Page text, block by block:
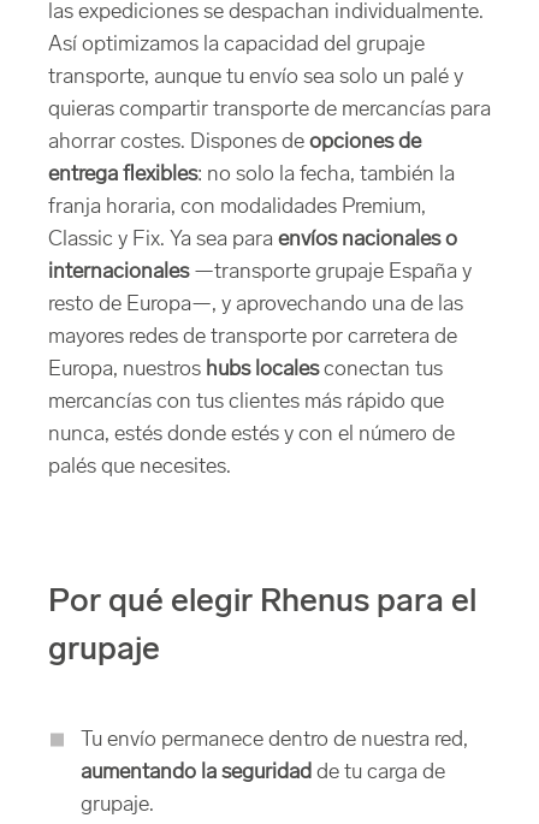
las expediciones se despachan individualmente.
Así optimizamos la capacidad del grupaje
transporte, aunque tu envío sea solo un palé y
quieras compartir transporte de mercancías para
ahorrar costes. Dispones de opciones de
entrega flexibles: no solo la fecha, también la
franja horaria, con modalidades Premium,
Classic y Fix. Ya sea para envíos nacionales o
internacionales—transporte grupaje España y
resto de Europa—, y aprovechando una de las
mayores redes de transporte por carretera de
Europa, nuestros hubs localesconectan tus
mercancías con tus clientes más rápido que
nunca, estés donde estés y con el número de
palés que necesites.
Por qué elegir Rhenus para el
grupaje
Tu envío permanece dentro de nuestra red,
aumentando la seguridad de tu carga de
grupaje.